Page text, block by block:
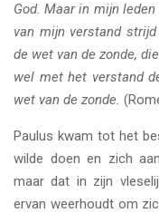
God. Maar in mijn
van mijn verstand
de wet van de zonde,
wel met het verstand
wet van de zonde.
Paulus kwam tot het
wilde doen en zich
maar dat in zijn
ervan weerhoudt om